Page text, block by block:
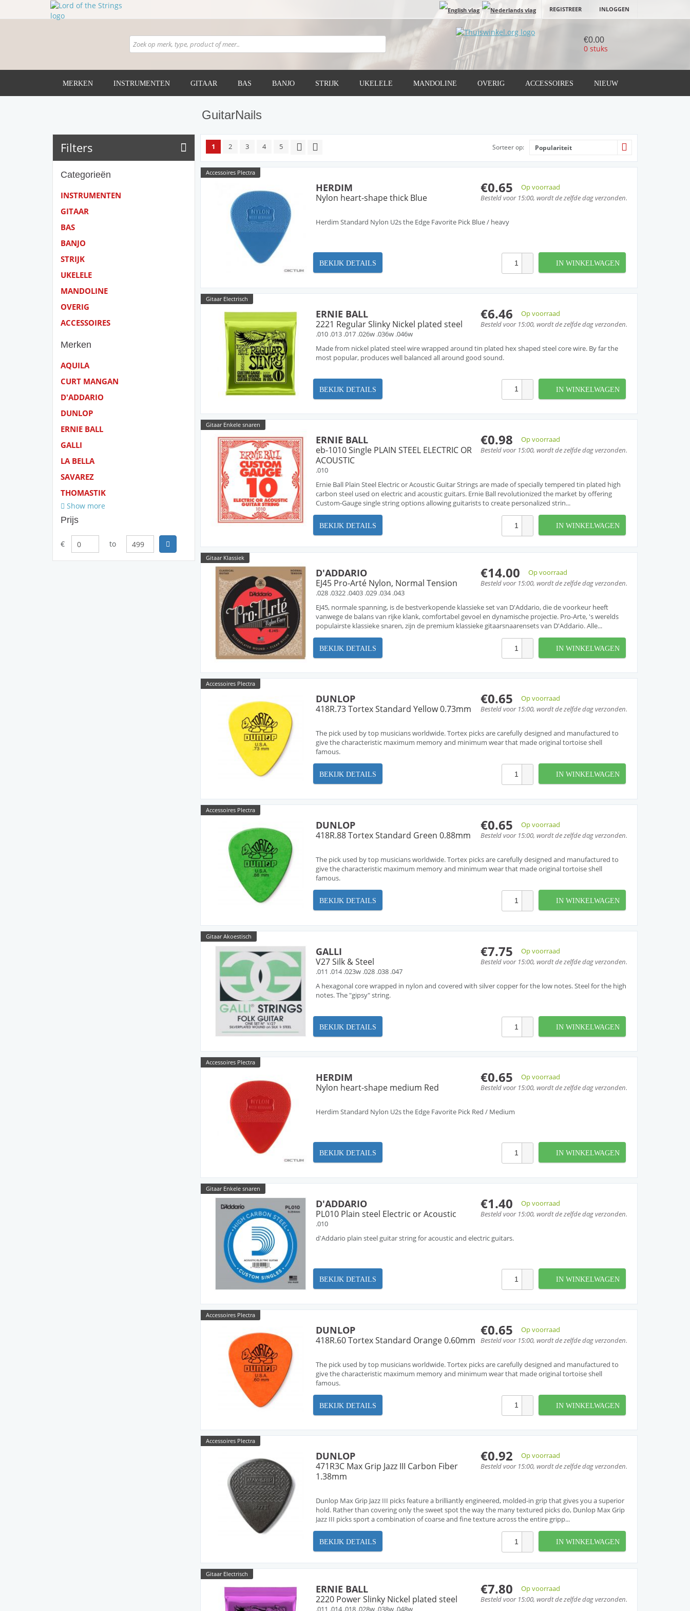
REGISTREER INLOGGEN
€0.00
0 stuks
MERKEN INSTRUMENTEN GITAAR BAS BANJO STRIJK UKELELE MANDOLINE OVERIG ACCESSOIRES NIEUW
GuitarNails
Filters
Categorieën
INSTRUMENTEN
GITAAR
BAS
BANJO
STRIJK
UKELELE
MANDOLINE
OVERIG
ACCESSOIRES
Merken
AQUILA
CURT MANGAN
D'ADDARIO
DUNLOP
ERNIE BALL
GALLI
LA BELLA
SAVAREZ
THOMASTIK
Show more
Prijs
€ to
1 2 3 4 5 Populariteit
Sorteer op:
Accessoires Plectra
€0.65
Op voorraad
Besteld voor 15:00, wordt de zelfde dag verzonden.
HERDIM
Nylon heart-shape thick Blue
Herdim Standard Nylon U2s the Edge Favorite Pick Blue / heavy
BEKIJK DETAILS IN WINKELWAGEN
Gitaar Electrisch
€6.46
Op voorraad
Besteld voor 15:00, wordt de zelfde dag verzonden.
ERNIE BALL
2221 Regular Slinky Nickel plated steel
.010 .013 .017 .026w .036w .046w
Made from nickel plated steel wire wrapped around tin plated hex shaped steel core wire. By far the
most popular, produces well balanced all around good sound.
BEKIJK DETAILS IN WINKELWAGEN
Gitaar Enkele snaren
€0.98
Op voorraad
Besteld voor 15:00, wordt de zelfde dag verzonden.
ERNIE BALL
eb-1010 Single PLAIN STEEL ELECTRIC OR
ACOUSTIC
.010
Ernie Ball Plain Steel Electric or Acoustic Guitar Strings are made of specially tempered tin plated high
carbon steel used on electric and acoustic guitars. Ernie Ball revolutionized the market by offering
Custom-Gauge single string options allowing guitarists to create personalized strin...
BEKIJK DETAILS IN WINKELWAGEN
Gitaar Klassiek
€14.00
Op voorraad
Besteld voor 15:00, wordt de zelfde dag verzonden.
D'ADDARIO
EJ45 Pro-Arté Nylon, Normal Tension
.028 .0322 .0403 .029 .034 .043
EJ45, normale spanning, is de bestverkopende klassieke set van D'Addario, die de voorkeur heeft
vanwege de balans van rijke klank, comfortabel gevoel en dynamische projectie. Pro-Arte, 's werelds
populairste klassieke snaren, zijn de premium klassieke gitaarsnaarensets van D'Addario. Alle...
BEKIJK DETAILS IN WINKELWAGEN
Accessoires Plectra
€0.65
Op voorraad
Besteld voor 15:00, wordt de zelfde dag verzonden.
DUNLOP
418R.73 Tortex Standard Yellow 0.73mm
The pick used by top musicians worldwide. Tortex picks are carefully designed and manufactured to
give the characteristic maximum memory and minimum wear that made original tortoise shell
famous.
BEKIJK DETAILS IN WINKELWAGEN
Accessoires Plectra
€0.65
Op voorraad
Besteld voor 15:00, wordt de zelfde dag verzonden.
DUNLOP
418R.88 Tortex Standard Green 0.88mm
The pick used by top musicians worldwide. Tortex picks are carefully designed and manufactured to
give the characteristic maximum memory and minimum wear that made original tortoise shell
famous.
BEKIJK DETAILS IN WINKELWAGEN
Gitaar Akoestisch
€7.75
Op voorraad
Besteld voor 15:00, wordt de zelfde dag verzonden.
GALLI
V27 Silk & Steel
.011 .014 .023w .028 .038 .047
A hexagonal core wrapped in nylon and covered with silver copper for the low notes. Steel for the high
notes. The "gipsy" string.
BEKIJK DETAILS IN WINKELWAGEN
Accessoires Plectra
€0.65
Op voorraad
Besteld voor 15:00, wordt de zelfde dag verzonden.
HERDIM
Nylon heart-shape medium Red
Herdim Standard Nylon U2s the Edge Favorite Pick Red / Medium
BEKIJK DETAILS IN WINKELWAGEN
Gitaar Enkele snaren
€1.40
Op voorraad
Besteld voor 15:00, wordt de zelfde dag verzonden.
D'ADDARIO
PL010 Plain steel Electric or Acoustic
.010
d'Addario plain steel guitar string for acoustic and electric guitars.
BEKIJK DETAILS IN WINKELWAGEN
Accessoires Plectra
€0.65
Op voorraad
Besteld voor 15:00, wordt de zelfde dag verzonden.
DUNLOP
418R.60 Tortex Standard Orange 0.60mm
The pick used by top musicians worldwide. Tortex picks are carefully designed and manufactured to
give the characteristic maximum memory and minimum wear that made original tortoise shell
famous.
BEKIJK DETAILS IN WINKELWAGEN
Accessoires Plectra
€0.92
Op voorraad
Besteld voor 15:00, wordt de zelfde dag verzonden.
DUNLOP
471R3C Max Grip Jazz III Carbon Fiber
1.38mm
Dunlop Max Grip Jazz III picks feature a brilliantly engineered, molded-in grip that gives you a superior
hold. Rather than covering only the sweet spot the way the many textured picks do, Dunlop Max Grip
Jazz III picks sport a combination of coarse and fine texture across the entire gripp...
BEKIJK DETAILS IN WINKELWAGEN
Gitaar Electrisch
€7.80
Op voorraad
Besteld voor 15:00, wordt de zelfde dag verzonden.
ERNIE BALL
2220 Power Slinky Nickel plated steel
.011 .014 .018 .028w .038w .048w